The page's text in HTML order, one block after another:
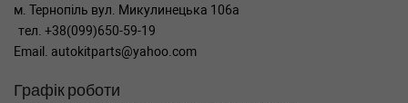
м. Тернопіль вул. Микулинецька 106а
тел. +38(099)650-59-19
Email. autokitparts@yahoo.com
Графік роботи